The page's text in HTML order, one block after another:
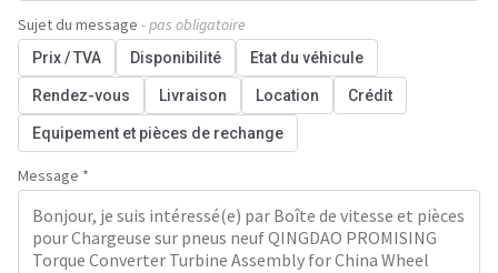
Sujet du message - pas obligatoire
Prix / TVA Disponibilité Etat du véhicule
Rendez-vous Livraison Location Crédit
Equipement et pièces de rechange
Message *